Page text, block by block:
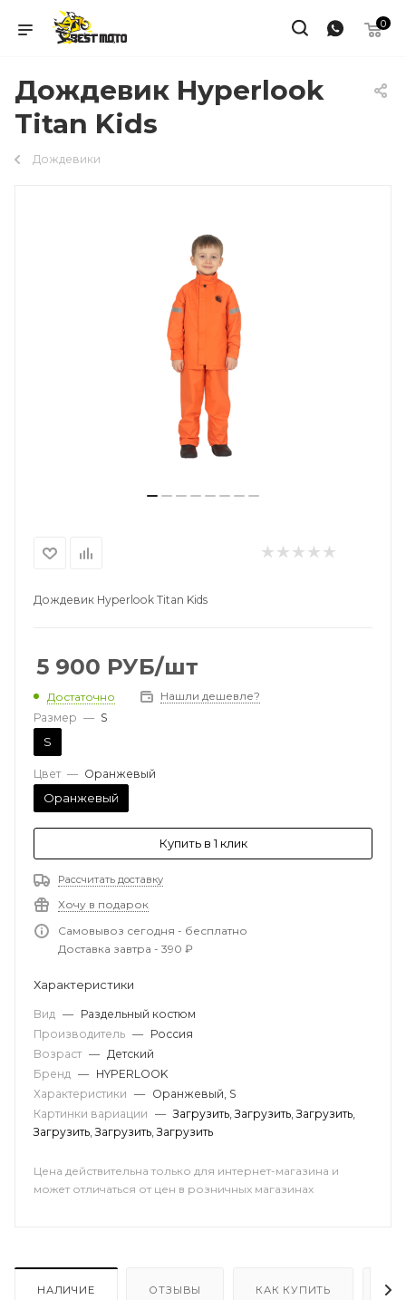
0
Дождевик Hyperlook
Titan Kids
Дождевики
Дождевик Hyperlook Titan Kids
5 900 РУБ/шт
Достаточно
Нашли дешевле?
Размер — S
S
Цвет — Оранжевый
Оранжевый
Купить в 1 клик
Рассчитать доставку
Хочу в подарок
Самовывоз сегодня - бесплатно
Доставка завтра - 390 ₽
Характеристики
Вид — Раздельный костюм
Производитель — Россия
Возраст — Детский
Бренд — HYPERLOOK
Характеристики — Оранжевый, S
Картинки вариации — Загрузить,Загрузить,Загрузить,
Загрузить,Загрузить,Загрузить
Цена действительна только для интернет-магазина и
может отличаться от цен в розничных магазинах
НАЛИЧИЕ ОТЗЫВЫ КАК КУПИТЬ